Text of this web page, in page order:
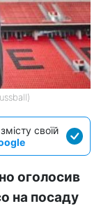
своїй
оголосив
на посаду